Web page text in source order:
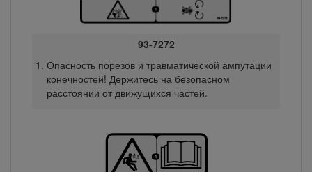
93-7272
Опасность порезов и травматической ампутации
конечностей! Держитесь на безопасном
расстоянии от движущихся частей.